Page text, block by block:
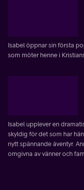
Isabel öppnar sin första
som möter henne i
Isabel upplever en
skyldig för det som har
nytt spännande äventyr.
omgivna av vänner och